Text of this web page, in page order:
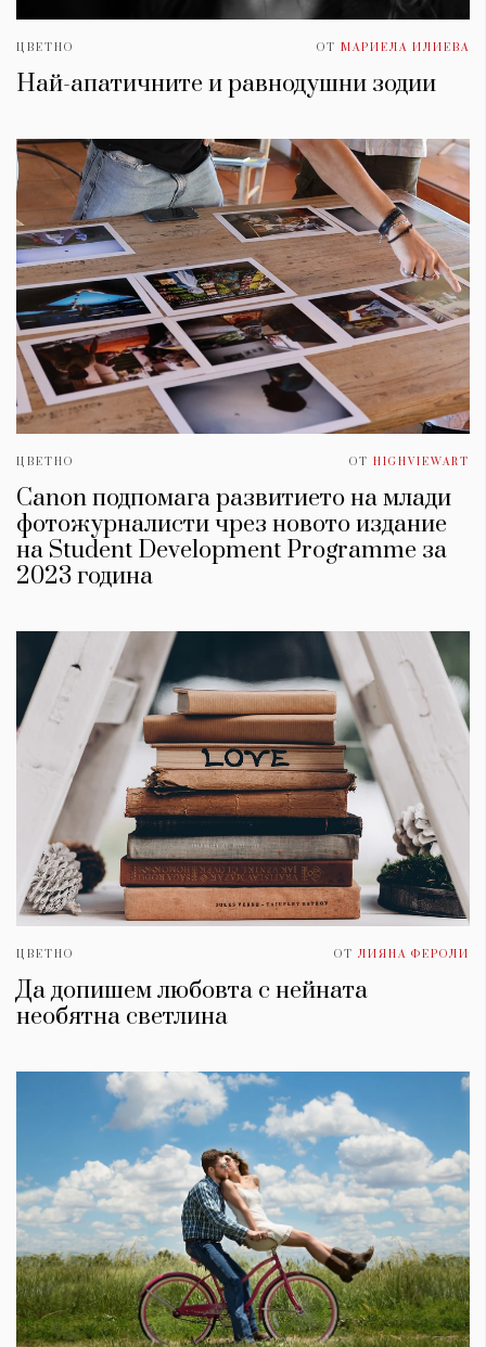
ЦВЕТНО ОТ МАРИЕЛА ИЛИЕВА
Най-апатичните и равнодушни зодии
ЦВЕТНО ОТ HIGHVIEWART
Canon подпомага развитието на млади
фотожурналисти чрез новото издание
на Student Development Programme за
2023 година
ЦВЕТНО ОТ ЛИЯНА ФЕРОЛИ
Да допишем любовта с нейната
необятна светлина